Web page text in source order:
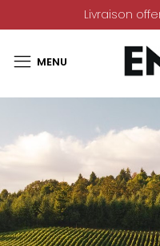
Livraison